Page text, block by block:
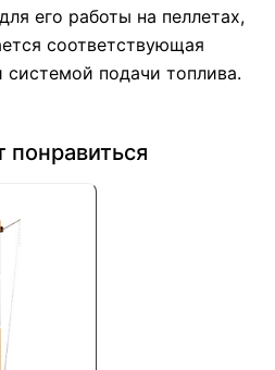
его работы на пеллетах,
соответствующая
системой подачи топлива.